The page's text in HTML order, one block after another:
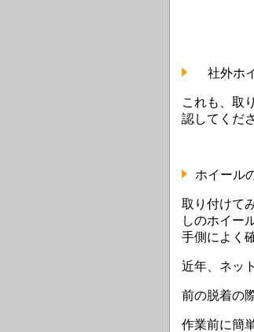
社外ホイ
これも、取
認してくだ
ホイール
取り付けて
しのホイー
手側によく
近年、ネッ
前の脱着の
作業前に簡